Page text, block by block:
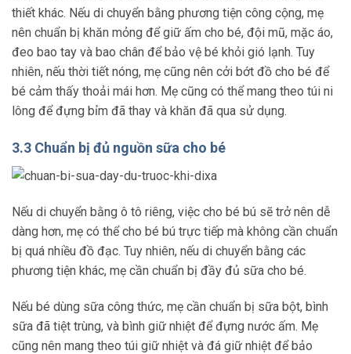
thiết khác. Nếu di chuyển bằng phương tiện công cộng, mẹ
nên chuẩn bị khăn mỏng để giữ ấm cho bé, đội mũ, mặc áo,
đeo bao tay và bao chân để bảo vệ bé khỏi gió lạnh. Tuy
nhiên, nếu thời tiết nóng, mẹ cũng nên cởi bớt đồ cho bé để
bé cảm thấy thoải mái hơn. Mẹ cũng có thể mang theo túi ni
lông để đựng bỉm đã thay và khăn đã qua sử dụng.
3.3 Chuẩn bị đủ nguồn sữa cho bé
Nếu di chuyển bằng ô tô riêng, việc cho bé bú sẽ trở nên dễ
dàng hơn, mẹ có thể cho bé bú trực tiếp mà không cần chuẩn
bị quá nhiều đồ đạc. Tuy nhiên, nếu di chuyển bằng các
phương tiện khác, mẹ cần chuẩn bị đầy đủ sữa cho bé.
Nếu bé dùng sữa công thức, mẹ cần chuẩn bị sữa bột, bình
sữa đã tiệt trùng, và bình giữ nhiệt để đựng nước ấm. Mẹ
cũng nên mang theo túi giữ nhiệt và đá giữ nhiệt để bảo